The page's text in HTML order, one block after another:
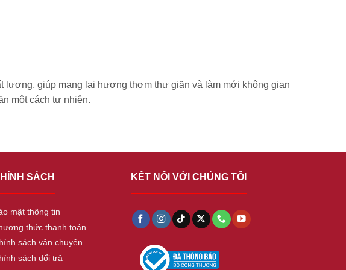
lượng, giúp mang lại hương thơm thư giãn và làm mới không gian
một cách tự nhiên.
SÁCH
mật thông tin
thức thanh toán
sách vận chuyển
sách đổi trả
KẾT NỐI VỚI CHÚNG TÔI